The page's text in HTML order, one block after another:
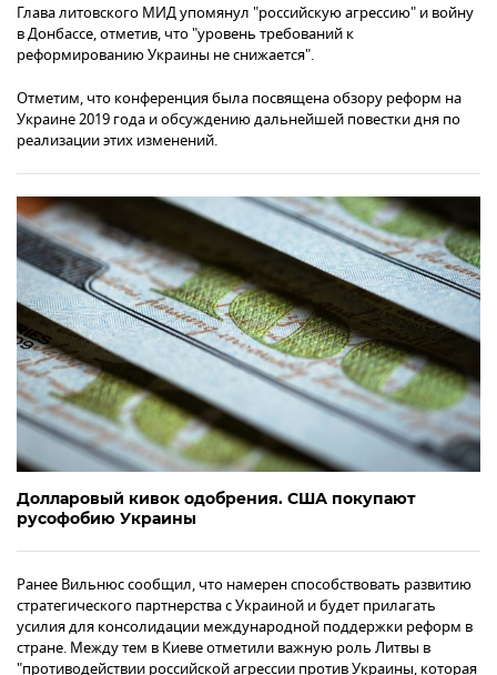
Глава литовского МИД упомянул "российскую агрессию" и войну
в Донбассе, отметив, что "уровень требований к
реформированию Украины не снижается".
Отметим, что конференция была посвящена обзору реформ на
Украине 2019 года и обсуждению дальнейшей повестки дня по
реализации этих изменений.
Долларовый кивок одобрения. США покупают
русофобию Украины
Ранее Вильнюс сообщил, что намерен способствовать развитию
стратегического партнерства с Украиной и будет прилагать
усилия для консолидации международной поддержки реформ в
стране. Между тем в Киеве отметили важную роль Литвы в
"противодействии российской агрессии против Украины, которая